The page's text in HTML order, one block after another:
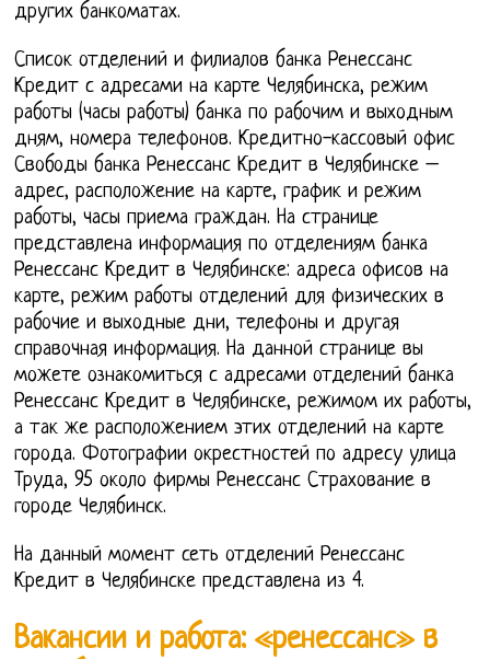
других банкоматах.
Список отделений и филиалов банка Ренессанс
Кредит с адресами на карте Челябинска, режим
работы (часы работы) банка по рабочим и выходным
дням, номера телефонов. Кредитно-кассовый офис
Свободы банка Ренессанс Кредит в Челябинске –
адрес, расположение на карте, график и режим
работы, часы приема граждан. На странице
представлена информация по отделениям банка
Ренессанс Кредит в Челябинске: адреса офисов на
карте, режим работы отделений для физических в
рабочие и выходные дни, телефоны и другая
справочная информация. На данной странице вы
можете ознакомиться с адресами отделений банка
Ренессанс Кредит в Челябинске, режимом их работы,
а так же расположением этих отделений на карте
города. Фотографии окрестностей по адресу улица
Труда, 95 около фирмы Ренессанс Страхование в
городе Челябинск.
На данный момент сеть отделений Ренессанс
Кредит в Челябинске представлена из 4.
Вакансии и работа: «ренессанс» в